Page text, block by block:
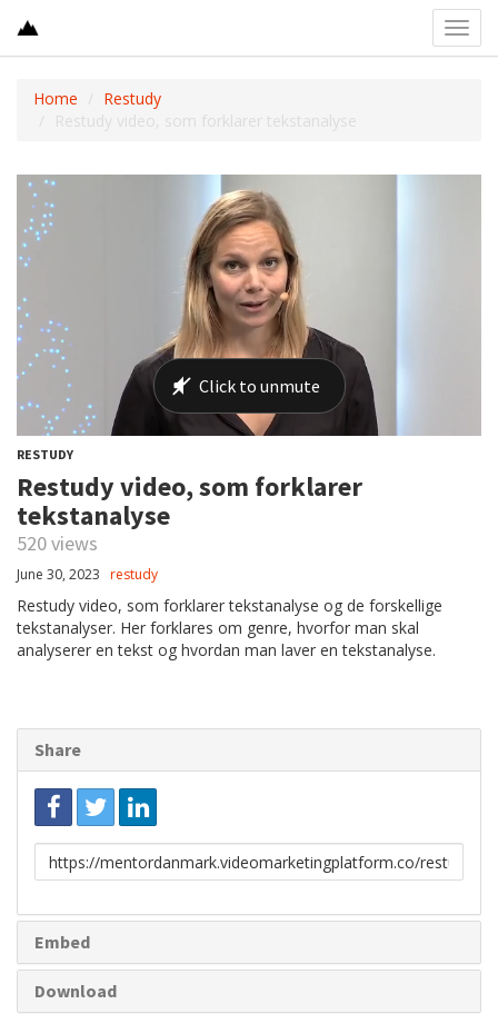
Home
Restudy
Restudy video, som forklarer tekstanalyse
RESTUDY
Restudy video, som forklarer
tekstanalyse
520 views
June 30, 2023 restudy
Restudy video, som forklarer tekstanalyse og de forskellige
tekstanalyser. Her forklares om genre, hvorfor man skal
analyserer en tekst og hvordan man laver en tekstanalyse.
Share
Link
to
Embed
Download